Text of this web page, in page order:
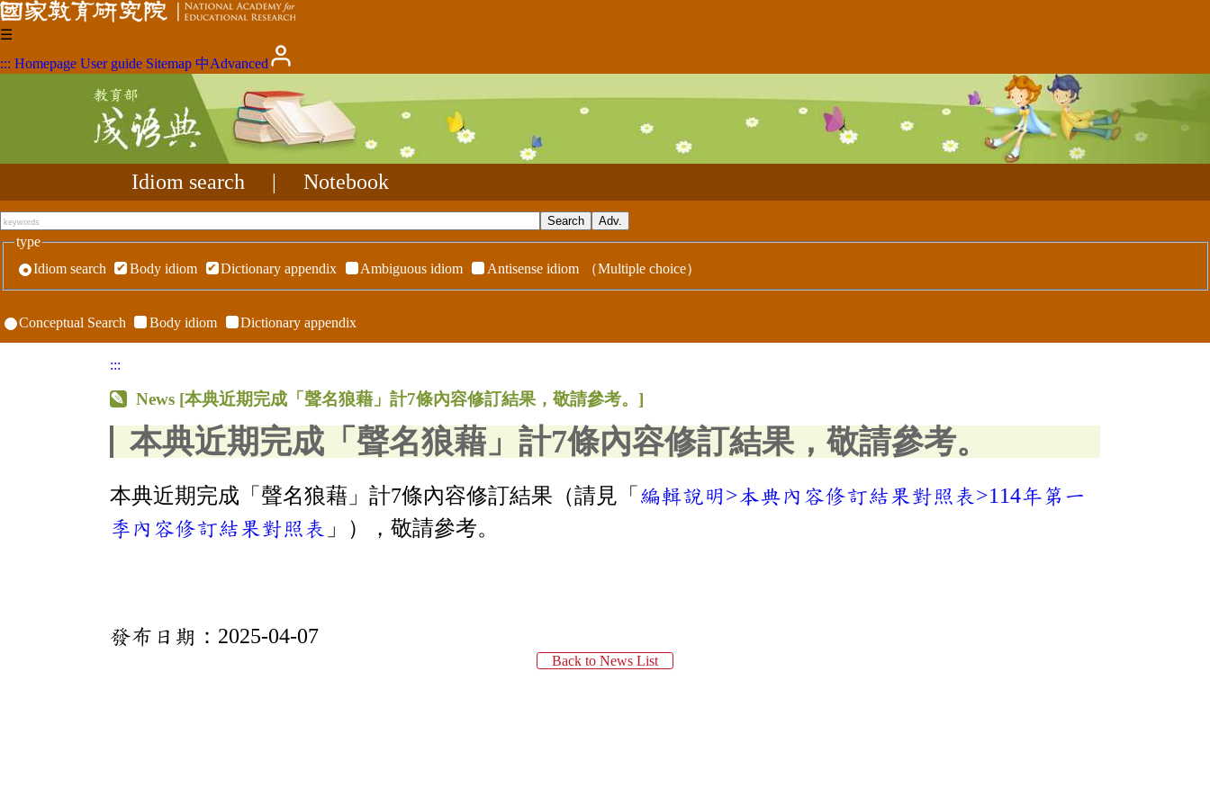
☰
::: Homepage User guide Sitemap 中Advanced
Idiom search Notebook
type
Idiom search
Body idiom Dictionary appendix Ambiguous idiom Antisense idiom （Multiple choice）
Conceptual Search Body idiom Dictionary appendix
:::
News [本典近期完成「聲名狼藉」計7條內容修訂結果，敬請參考。]
本典近期完成「聲名狼藉」計7條內容修訂結果，敬請參考。
本典近期完成「聲名狼藉」計7條內容修訂結果（請見「 編輯說明>本典內容修訂結果對照表>114年第一
季內容修訂結果對照表 」），敬請參考。
發布日期： 2025-04-07
Back to News List